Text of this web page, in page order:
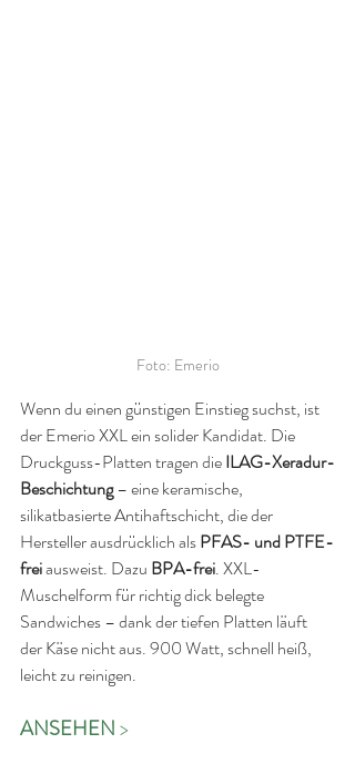
Foto: Emerio
Wenn du einen günstigen Einstieg suchst, ist
der Emerio XXL ein solider Kandidat. Die
Druckguss-Platten tragen die ILAG-Xeradur-
Beschichtung – eine keramische,
silikatbasierte Antihaftschicht, die der
Hersteller ausdrücklich als PFAS- und PTFE-
frei ausweist. Dazu BPA-frei. XXL-
Muschelform für richtig dick belegte
Sandwiches – dank der tiefen Platten läuft
der Käse nicht aus. 900 Watt, schnell heiß,
leicht zu reinigen.
ANSEHEN >